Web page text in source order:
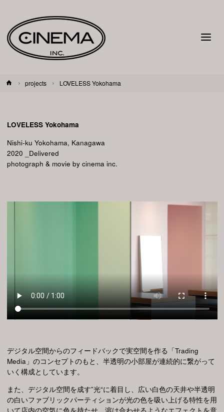
ホ
projects LOVELESS Yokohama
LOVELESS Yokohama
Nishi-ku Yokohama, Kanagawa
2020 _Delivered
photograph & movie by cinema inc.
デジタル空間からのフィードバックで実空間を作る「Trading
Media」のコンセプトのもと、半透明の小部屋が連続的に繋がって
いく構成としています。
また、デジタル空間を成す”光“に着目し、広い白色の天井や半透明
の白いファブリックパーティションが光の色を吸い上げる特性を用